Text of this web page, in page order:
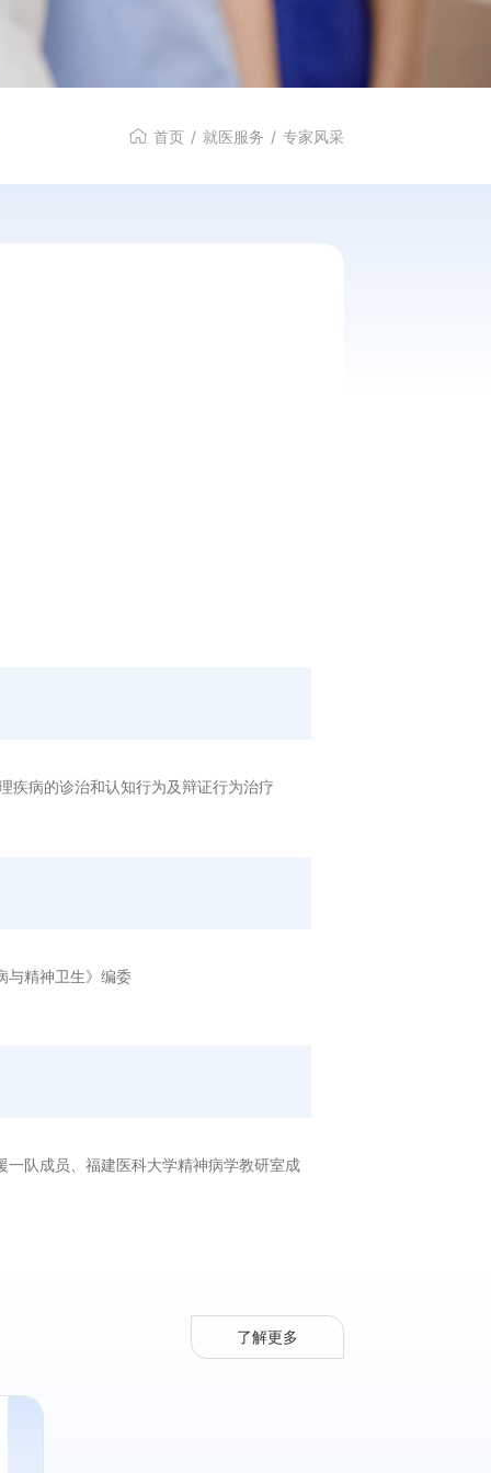
特色服务
首页 / 就医服务 / 专家风采
疾病的诊治和认知行为及辩证行为治疗
与精神卫生》编委
队成员、福建医科大学精神病学教研室成
了解更多